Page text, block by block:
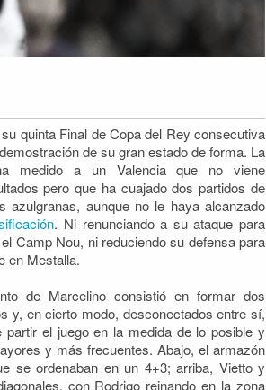
quinta Final de Copa del Rey consecutiva
de su gran estado de forma. La
medido a un Valencia que no viene
pero que ha cuajado dos partidos de
azulgranas, aunque no le haya alcanzado
. Ni renunciando a su ataque para
Camp Nou, ni reduciendo su defensa para
en Mestalla.
de Marcelino consistió en formar dos
y, en cierto modo, desconectados entre sí,
partir el juego en la medida de lo posible y
y más frecuentes. Abajo, el armazón
se ordenaban en un 4+3; arriba, Vietto y
con Rodrigo reinando en la zona